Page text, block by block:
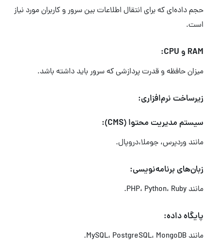
حجم داده‌ای که برای انتقال اطلاعات بین سرور و کاربران مورد نیاز
است.
RAM و CPU:
میزان حافظه و قدرت پردازشی که سرور باید داشته باشد.
زیرساخت نرم‌افزاری:
سیستم مدیریت محتوا (CMS):
مانند وردپرس، جوملا،دروپال.
زبان‌های برنامه‌نویسی:
مانند PHP، Python، Ruby.
پایگاه داده:
مانند MySQL، PostgreSQL، MongoDB.